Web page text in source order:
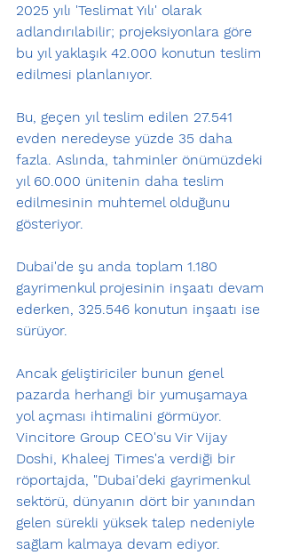
2025 yılı 'Teslimat Yılı' olarak
adlandırılabilir; projeksiyonlara göre
bu yıl yaklaşık 42.000 konutun teslim
edilmesi planlanıyor.
Bu, geçen yıl teslim edilen 27.541
evden neredeyse yüzde 35 daha
fazla. Aslında, tahminler önümüzdeki
yıl 60.000 ünitenin daha teslim
edilmesinin muhtemel olduğunu
gösteriyor.
Dubai'de şu anda toplam 1.180
gayrimenkul projesinin inşaatı devam
ederken, 325.546 konutun inşaatı ise
sürüyor.
Ancak geliştiriciler bunun genel
pazarda herhangi bir yumuşamaya
yol açması ihtimalini görmüyor.
Vincitore Group CEO'su Vir Vijay
Doshi, Khaleej Times'a verdiği bir
röportajda, "Dubai'deki gayrimenkul
sektörü, dünyanın dört bir yanından
gelen sürekli yüksek talep nedeniyle
sağlam kalmaya devam ediyor.